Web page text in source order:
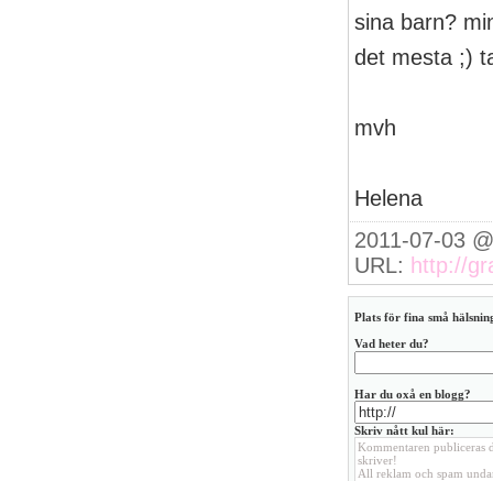
sina barn?
det mesta ;)
mvh
Helena
2011-07-03
URL: http://
Plats för fina små
Vad heter du?
Har du oxå en blogg?
Skriv nått kul här: